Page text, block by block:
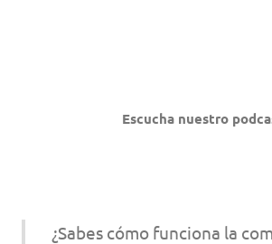
Escucha nuestro
¿Sabes cómo funciona la